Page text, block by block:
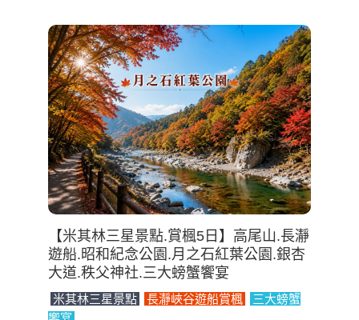
【米其林三星景點.賞楓5日】高尾山.長瀞
遊船.昭和紀念公園.月之石紅葉公園.銀杏
大道.秩父神社.三大螃蟹饗宴
米其林三星景點 長瀞峽谷遊船賞楓
三大螃蟹